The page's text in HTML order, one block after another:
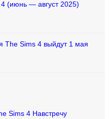
(июнь — август 2025)
The Sims 4 выйдут 1 мая
Sims 4 Навстречу